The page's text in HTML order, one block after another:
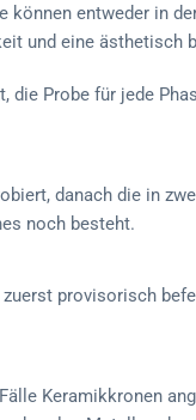
können entweder in
und eine ästhetisch
Probe für jede
danach die in
noch besteht.
provisorisch
Keramikkronen